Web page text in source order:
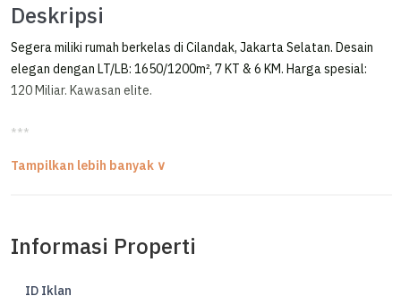
Deskripsi
Segera miliki rumah berkelas di Cilandak, Jakarta Selatan. Desain
elegan dengan LT/LB: 1650/1200m², 7 KT & 6 KM. Harga spesial:
120 Miliar. Kawasan elite.
***
Rumah mewah tahun 2022 di kawasan Cilandak dengan konsep
modern classic, fully furnished 99% dan didominasi material
Informasi Properti
ID Iklan